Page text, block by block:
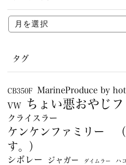
タグ
CB350F MarineProduce by hot
VW ちょい悪おやじ
クライスラー
ケンケンファミリー
す。）
シボレー ジャガー ダイムラー ハ